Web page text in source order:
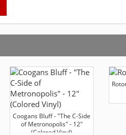
Coogans Bluff - "The C-Side
of Metronopolis" - 12"
(Colored Vinyl)